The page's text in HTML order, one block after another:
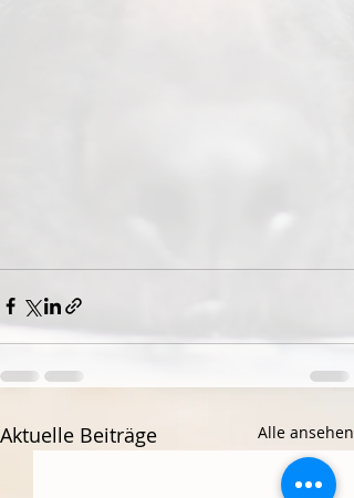
Aktuelle Beiträge Alle ansehen